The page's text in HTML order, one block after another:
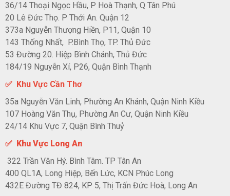
36/14 Thoại Ngọc Hầu, P Hoà Thạnh, Q Tân Phú
20 Lê Đức Thọ. P Thới An. Quận 12
373a Nguyễn Thượng Hiền, P11, Quận 10
143 Thống Nhất, P.Bình Thọ, TP. Thủ Đức
53 Đường 20. Hiệp Bình Chánh, Thủ Đức
184/19 Nguyễn Xí, P26, Quận Bình Thạnh
✅ Khu Vực Cần Thơ
35a Nguyễn Văn Linh, Phường An Khánh, Quận Ninh Kiều
107 Hoàng Văn Thụ, Phường An Cư, Quận Ninh Kiều
24/14 Khu Vực 7, Quận Bình Thuỷ
✅ Khu Vực Long An
322 Trần Văn Hý. Bình Tâm. TP Tân An
400 QL1A, Long Hiệp, Bến Lức, KCN Phúc Long
432E Đường TĐ 824, KP 5, Thị Trấn Đức Hoà, Long An